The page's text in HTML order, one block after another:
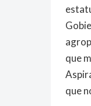
que
que